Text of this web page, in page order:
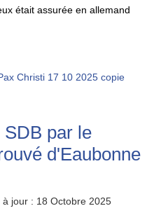
était assurée en allemand
SDB par le
d'Eaubonne
à jour : 18 Octobre 2025